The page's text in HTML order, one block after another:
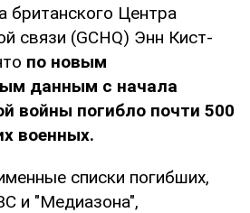
британского Центра
связи (GCHQ) Энн Кист-
по новым
данным с начала
войны погибло почти 500
военных.
списки погибших,
и "Медиазона",